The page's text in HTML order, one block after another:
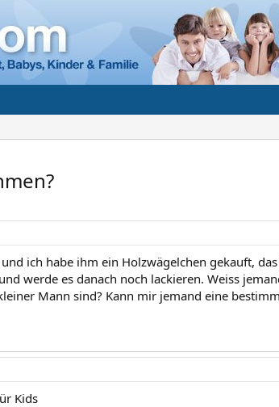
ich habe ihm ein Holzwägelchen gekauft,
werde es danach noch lackieren. Weiss
Mann sind? Kann mir jemand eine
Kids